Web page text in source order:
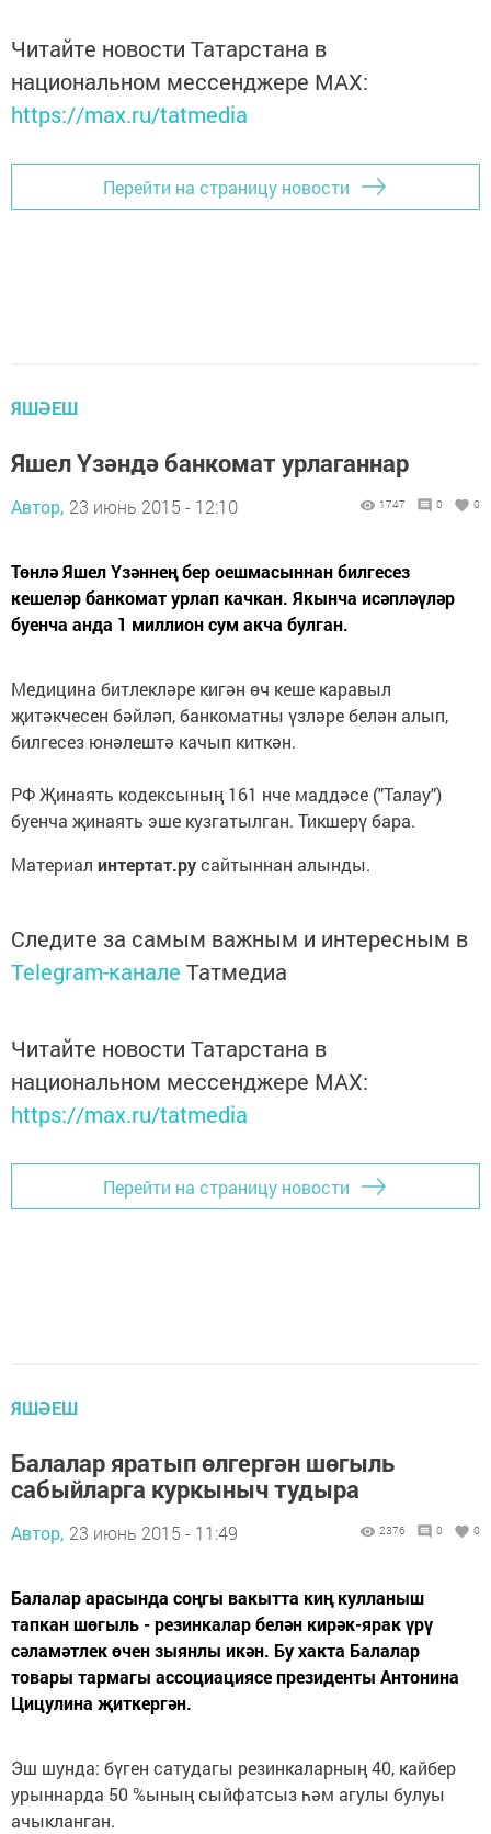
Читайте новости Татарстана в
национальном мессенджере MАХ:
https://max.ru/tatmedia
Перейти на страницу новости
ЯШӘЕШ
Яшел Үзәндә банкомат урлаганнар
Автор, 23 июнь 2015 - 12:10 1747 0 0
Төнлә Яшел Үзәннең бер оешмасыннан билгесез
кешеләр банкомат урлап качкан. Якынча исәпләүләр
буенча анда 1 миллион сум акча булган.
Медицина битлекләре кигән өч кеше каравыл
җитәкчесен бәйләп, банкоматны үзләре белән алып,
билгесез юнәлештә качып киткән.
РФ Җинаять кодексының 161 нче маддәсе ("Талау")
буенча җинаять эше кузгатылган. Тикшерү бара.
Материал интертат.русайтыннан алынды.
Следите за самым важным и интересным в
Telegram-канале Татмедиа
Читайте новости Татарстана в
национальном мессенджере MАХ:
https://max.ru/tatmedia
Перейти на страницу новости
ЯШӘЕШ
Балалар яратып өлгергән шөгыль
сабыйларга куркыныч тудыра
Автор, 23 июнь 2015 - 11:49 2376 0 0
Балалар арасында соңгы вакытта киң кулланыш
тапкан шөгыль - резинкалар белән кирәк-ярак үрү
сәламәтлек өчен зыянлы икән. Бу хакта Балалар
товары тармагы ассоциациясе президенты Антонина
Цицулина җиткергән.
Эш шунда: бүген сатудагы резинкаларның 40, кайбер
урыннарда 50 %ының сыйфатсыз һәм агулы булуы
ачыкланган.